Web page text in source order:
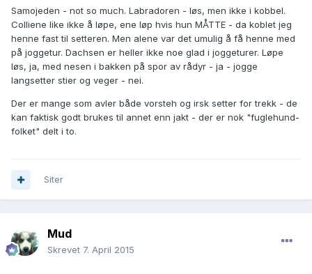
Samojeden - not so much. Labradoren - løs, men ikke i kobbel.
Colliene like ikke å løpe, ene løp hvis hun MÅTTE - da koblet jeg
henne fast til setteren. Men alene var det umulig å få henne med
på joggetur. Dachsen er heller ikke noe glad i joggeturer. Løpe
løs, ja, med nesen i bakken på spor av rådyr - ja - jogge
langsetter stier og veger - nei.
Der er mange som avler både vorsteh og irsk setter for trekk - de
kan faktisk godt brukes til annet enn jakt - der er nok "fuglehund-
folket" delt i to.
Siter
Mud
Skrevet 7. April 2015